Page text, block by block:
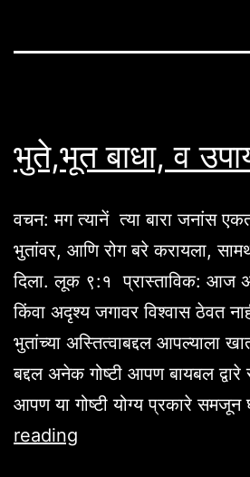
भुते,भूत बाधा, व
वचन: मग त्यानें त्या बारा जनांस
भुतांवर, आणि रोग बरे करायला,
दिला. लूक ९:१ प्रास्ताविक: आज
किंवा अदृश्य जगावर विश्वास ठेवत
भुतांच्या अस्तित्वाबद्दल आपल्याला
बद्दल अनेक गोष्टी आपण बायबल
आपण या गोष्टी योग्य प्रकारे समजून
reading